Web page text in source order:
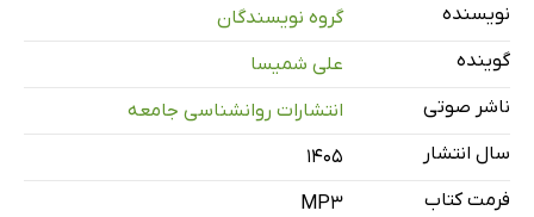
نویسنده
گروه نویسندگان
گوینده
علی شمیسا
ناشر صوتی
انتشارات روانشناسی جامعه
سال انتشار
۱۴۰۵
فرمت کتاب
MP3